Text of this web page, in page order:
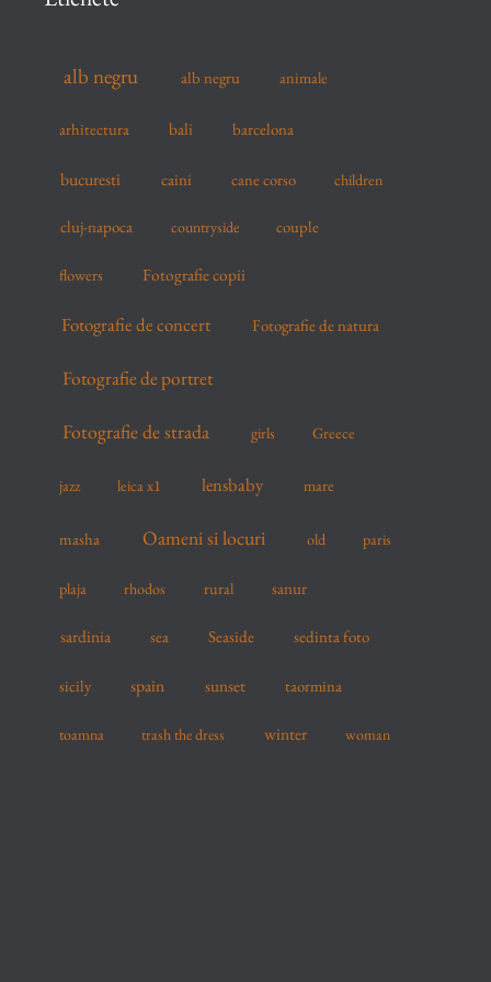
alb negru alb negru animale
arhitectura bali barcelona
bucuresti caini cane corso children
cluj-napoca countryside couple
flowers Fotografie copii
Fotografie de concert Fotografie de natura
Fotografie de portret
Fotografie de strada girls Greece
jazz leica x1 lensbaby mare
masha Oameni si locuri old paris
plaja rhodos rural sanur
sardinia sea Seaside sedinta foto
sicily spain sunset taormina
toamna trash the dress winter woman